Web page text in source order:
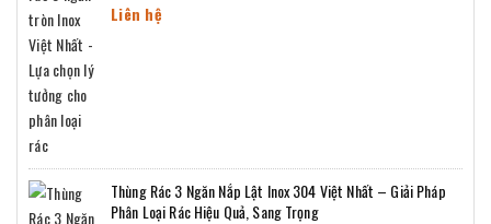
Liên hệ
Thùng Rác 3 Ngăn Nắp Lật Inox 304 Việt Nhất – Giải Pháp
Phân Loại Rác Hiệu Quả, Sang Trọng